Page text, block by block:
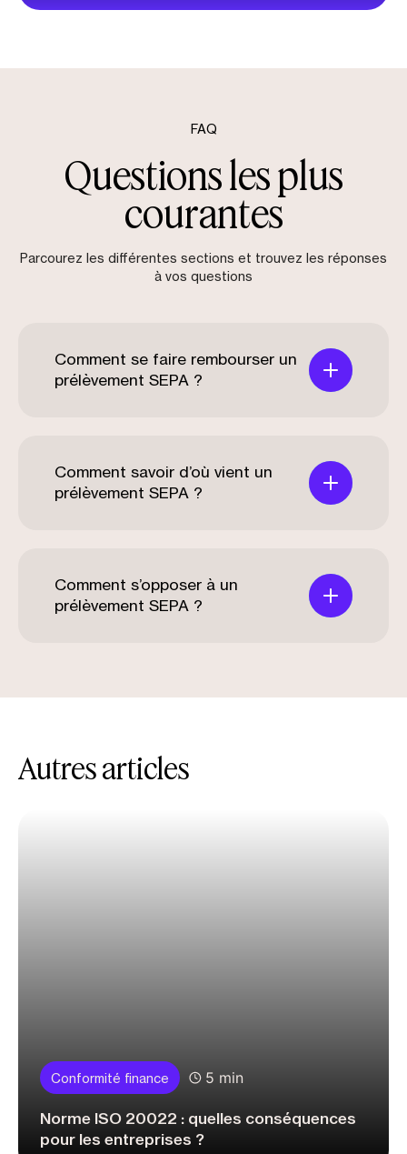
FAQ
Questions les plus
courantes
Parcourez les différentes sections et trouvez les réponses
à vos questions
Comment se faire rembourser un
prélèvement SEPA ?
Comment savoir d’où vient un
prélèvement SEPA ?
Comment s’opposer à un
prélèvement SEPA ?
Autres articles
Conformité finance 5 min
Norme ISO 20022 : quelles conséquences
pour les entreprises ?